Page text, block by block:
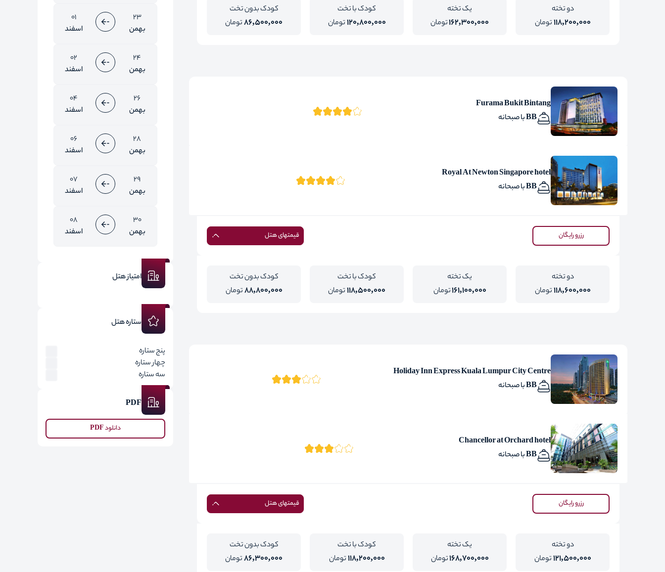
دو تخته
118,200,000تومان
یک تخته
162,300,000تومان
کودک با تخت
120,800,000تومان
کودک بدون تخت
86,500,000تومان
Furama Bukit Bintang
BB با صبحانه
Royal At Newton Singapore hotel
BB با صبحانه
رزرو رایگان قیمتهای هتل
دو تخته
118,600,000تومان
یک تخته
161,100,000تومان
کودک با تخت
118,500,000تومان
کودک بدون تخت
88,800,000تومان
Holiday Inn Express Kuala Lumpur City Centre
BB با صبحانه
Chancellor at Orchard hotel
BB با صبحانه
رزرو رایگان قیمتهای هتل
دو تخته
121,500,000تومان
یک تخته
168,700,000تومان
کودک با تخت
118,200,000تومان
کودک بدون تخت
86,300,000تومان
23
بهمن
01
اسفند
24
بهمن
02
اسفند
26
بهمن
04
اسفند
28
بهمن
06
اسفند
29
بهمن
07
اسفند
30
بهمن
08
اسفند
امتیاز هتل
ستاره هتل
پنج ستاره
چهار ستاره
سه ستاره
PDF
دانلود PDF